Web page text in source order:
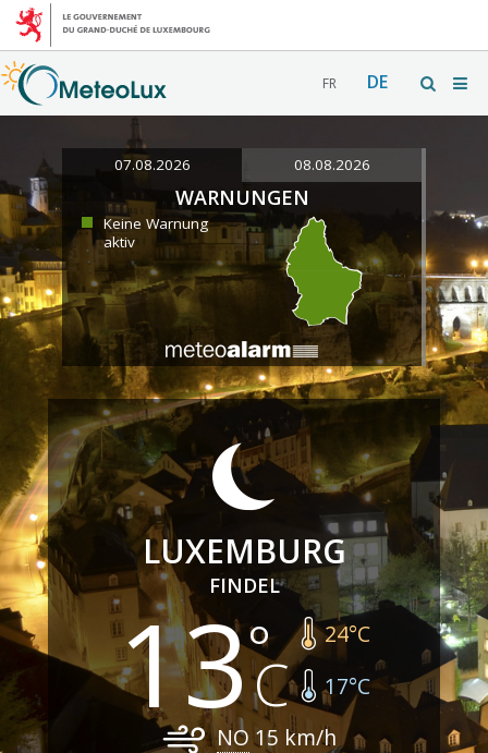
FR DE
07.08.2026 08.08.2026
WARNUNGEN
Keine Warnung
aktiv
LUXEMBURG
FINDEL
13 24°C
17°C
NO 15 km/h